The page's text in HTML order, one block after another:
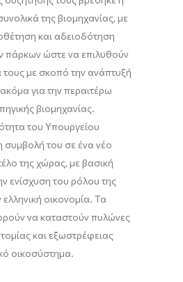
της βιομηχανίας, με
και αδειοδότηση
πάρκων ώστε να επιλυθούν
τους με σκοπό την ανάπτυξή
για την περαιτέρω
βιομηχανίας.
του Υπουργείου
συμβολή του σε ένα νέο
της χώρας, με βασική
ενίσχυση του ρόλου της
οικονομία. Τα
να καταστούν πυλώνες
και εξωστρέφειας
οικοσύστημα.